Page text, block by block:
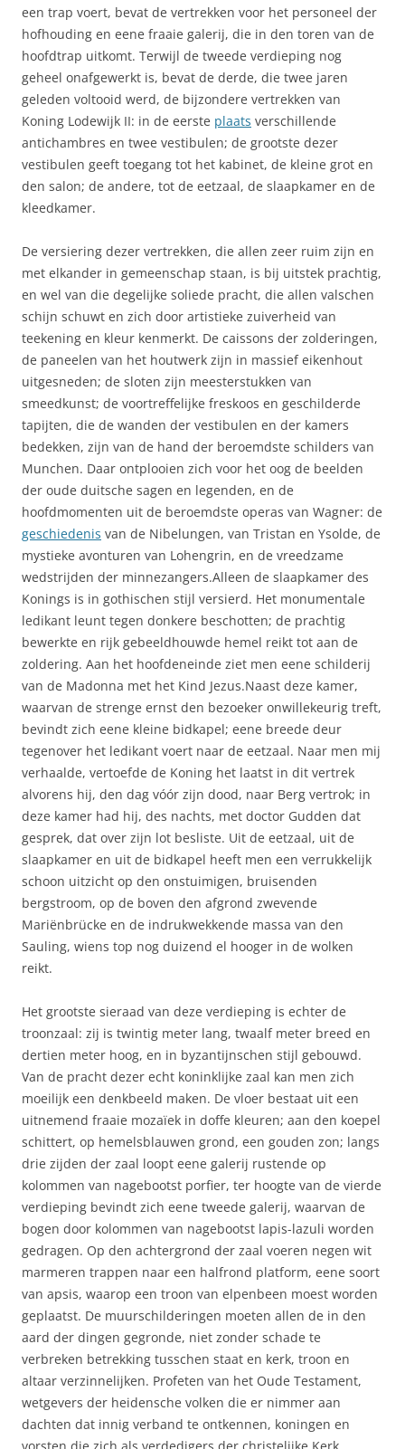
een trap voert, bevat de vertrekken voor het personeel der
hofhouding en eene fraaie galerij, die in den toren van de
hoofdtrap uitkomt. Terwijl de tweede verdieping nog
geheel onafgewerkt is, bevat de derde, die twee jaren
geleden voltooid werd, de bijzondere vertrekken van
Koning Lodewijk II: in de eerste plaats verschillende
antichambres en twee vestibulen; de grootste dezer
vestibulen geeft toegang tot het kabinet, de kleine grot en
den salon; de andere, tot de eetzaal, de slaapkamer en de
kleedkamer.
De versiering dezer vertrekken, die allen zeer ruim zijn en
met elkander in gemeenschap staan, is bij uitstek prachtig,
en wel van die degelijke soliede pracht, die allen valschen
schijn schuwt en zich door artistieke zuiverheid van
teekening en kleur kenmerkt. De caissons der zolderingen,
de paneelen van het houtwerk zijn in massief eikenhout
uitgesneden; de sloten zijn meesterstukken van
smeedkunst; de voortreffelijke freskoos en geschilderde
tapijten, die de wanden der vestibulen en der kamers
bedekken, zijn van de hand der beroemdste schilders van
Munchen. Daar ontplooien zich voor het oog de beelden
der oude duitsche sagen en legenden, en de
hoofdmomenten uit de beroemdste operas van Wagner: de
geschiedenis van de Nibelungen, van Tristan en Ysolde, de
mystieke avonturen van Lohengrin, en de vreedzame
wedstrijden der minnezangers.Alleen de slaapkamer des
Konings is in gothischen stijl versierd. Het monumentale
ledikant leunt tegen donkere beschotten; de prachtig
bewerkte en rijk gebeeldhouwde hemel reikt tot aan de
zoldering. Aan het hoofdeneinde ziet men eene schilderij
van de Madonna met het Kind Jezus.Naast deze kamer,
waarvan de strenge ernst den bezoeker onwillekeurig treft,
bevindt zich eene kleine bidkapel; eene breede deur
tegenover het ledikant voert naar de eetzaal. Naar men mij
verhaalde, vertoefde de Koning het laatst in dit vertrek
alvorens hij, den dag vóór zijn dood, naar Berg vertrok; in
deze kamer had hij, des nachts, met doctor Gudden dat
gesprek, dat over zijn lot besliste. Uit de eetzaal, uit de
slaapkamer en uit de bidkapel heeft men een verrukkelijk
schoon uitzicht op den onstuimigen, bruisenden
bergstroom, op de boven den afgrond zwevende
Mariënbrücke en de indrukwekkende massa van den
Sauling, wiens top nog duizend el hooger in de wolken
reikt.
Het grootste sieraad van deze verdieping is echter de
troonzaal: zij is twintig meter lang, twaalf meter breed en
dertien meter hoog, en in byzantijnschen stijl gebouwd.
Van de pracht dezer echt koninklijke zaal kan men zich
moeilijk een denkbeeld maken. De vloer bestaat uit een
uitnemend fraaie mozaïek in doffe kleuren; aan den koepel
schittert, op hemelsblauwen grond, een gouden zon; langs
drie zijden der zaal loopt eene galerij rustende op
kolommen van nagebootst porfier, ter hoogte van de vierde
verdieping bevindt zich eene tweede galerij, waarvan de
bogen door kolommen van nagebootst lapis-lazuli worden
gedragen. Op den achtergrond der zaal voeren negen wit
marmeren trappen naar een halfrond platform, eene soort
van apsis, waarop een troon van elpenbeen moest worden
geplaatst. De muurschilderingen moeten allen de in den
aard der dingen gegronde, niet zonder schade te
verbreken betrekking tusschen staat en kerk, troon en
altaar verzinnelijken. Profeten van het Oude Testament,
wetgevers der heidensche volken die er nimmer aan
dachten dat innig verband te ontkennen, koningen en